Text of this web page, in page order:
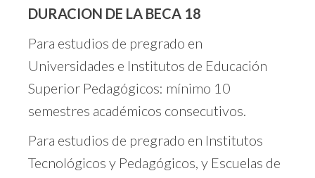
DURACION DE LA BECA 18
Para estudios de pregrado en
Universidades e Institutos de Educación
Superior Pedagógicos: mínimo 10
semestres académicos consecutivos.
Para estudios de pregrado en Institutos
Tecnológicos y Pedagógicos, y Escuelas de